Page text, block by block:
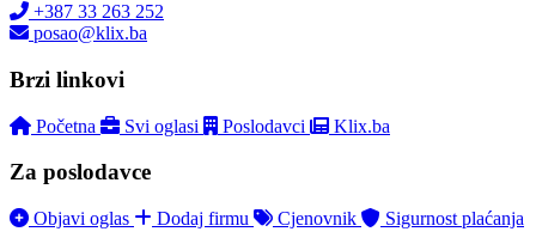
+387 33 263 252
posao@klix.ba
Brzi linkovi
Početna Svi oglasi Poslodavci Klix.ba
Za poslodavce
Objavi oglas Dodaj firmu Cjenovnik Sigurnost plaćanja